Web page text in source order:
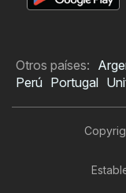
Otros países:
Perú Portugal